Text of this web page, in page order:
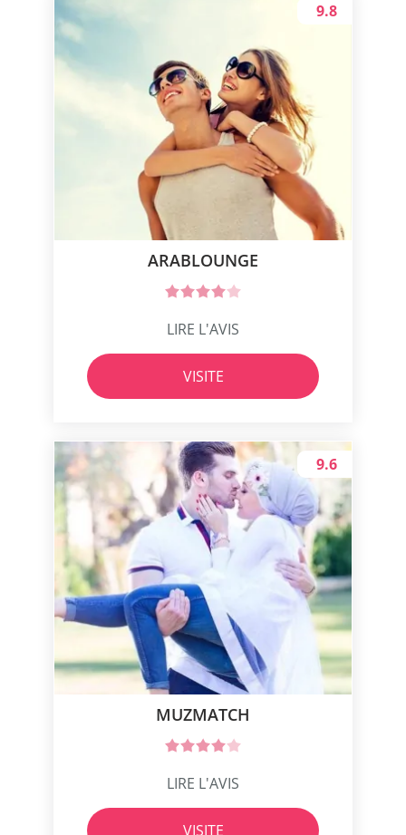
ARABLOUNGE
9.8
LIRE L'AVIS
VISITE
MUZMATCH
9.6
LIRE L'AVIS
VISITE